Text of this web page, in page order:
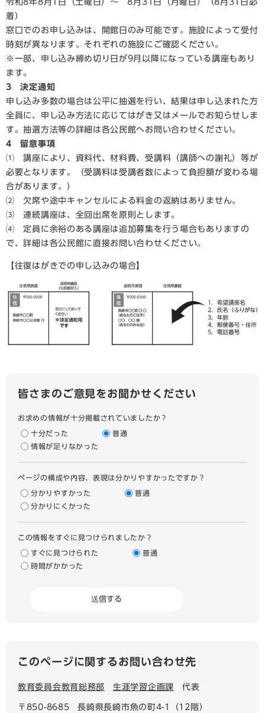
令和8年8月1日（土曜日）～ 8月31日（月曜日）（8月31日必
着）
窓口でのお申し込みは、開館日のみ可能です。施設によって受付
時刻が異なります。それぞれの施設にご確認ください。
※一部、申し込み締め切り日が9月以降になっている講座もあり
ます。
3 決定通知
申し込み多数の場合は公平に抽選を行い、結果は申し込まれた方
全員に、申し込み方法に応じてはがき又はメールでお知らせしま
す。抽選方法等の詳細は各公民館へお問い合わせください。
4 留意事項
⑴ 講座により、資料代、材料費、受講料（講師への謝礼）等が
必要となります。（受講料は受講者数によって負担額が変わる場
合があります。）
⑵ 欠席や途中キャンセルによる料金の返納はありません。
⑶ 連続講座は、全回出席を原則とします。
⑷ 定員に余裕のある講座は追加募集を行う場合もありますの
で、詳細は各公民館に直接お問い合わせください。
【往復はがきでの申し込みの場合】
皆さまのご意見をお聞かせください
お求めの情報が十分掲載されていましたか？
十分だった
普通
情報が足りなかった
ページの構成や内容、表現は分かりやすかったですか？
分かりやすかった
普通
分かりにくかった
この情報をすぐに見つけられましたか？
すぐに見つけられた
普通
時間がかかった
このページに関するお問い合わせ先
教育委員会教育総務部 生涯学習企画課 代表
〒850-8685
長崎県長崎市魚の町4-1（12階）